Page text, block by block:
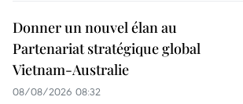
Donner un nouvel élan au
Partenariat stratégique global
Vietnam-Australie
08/08/2026 08:32